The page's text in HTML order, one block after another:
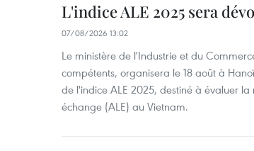
L'indice ALE 2025 sera
07/08/2026 13:02
Le ministère de l'Industrie et du
compétents, organisera le 18 août à
de l'indice ALE 2025, destiné à évaluer
échange (ALE) au Vietnam.